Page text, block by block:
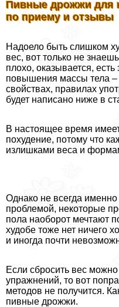
Пивные дрожжи для
по приему и отзывы
Надоело быть слишком
вес, вот только не
плохо, оказывается,
повышения массы тела
свойствах, правилах
будет написано ниже в
В настоящее время
похудение, потому что
излишками веса и
Однако не всегда
проблемой, некоторые
пола наоборот мечтают
худобе тоже нет ничего
и иногда почти
Если сбросить вес
упражнений, то вот
методов не получится.
пивные дрожжи.